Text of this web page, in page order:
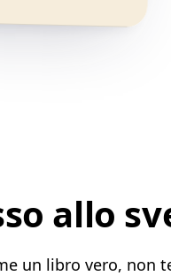
allo
un libro vero, non